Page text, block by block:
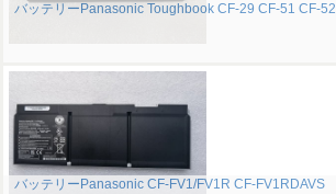
バッテリーPanasonic Toughbook CF-29 CF-51 CF-52
バッテリーPanasonic CF-FV1/FV1R CF-FV1RDAVS